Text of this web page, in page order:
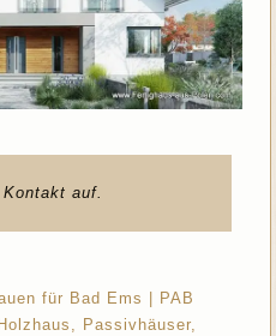
auf.
für Bad Ems | PAB
Passivhäuser,